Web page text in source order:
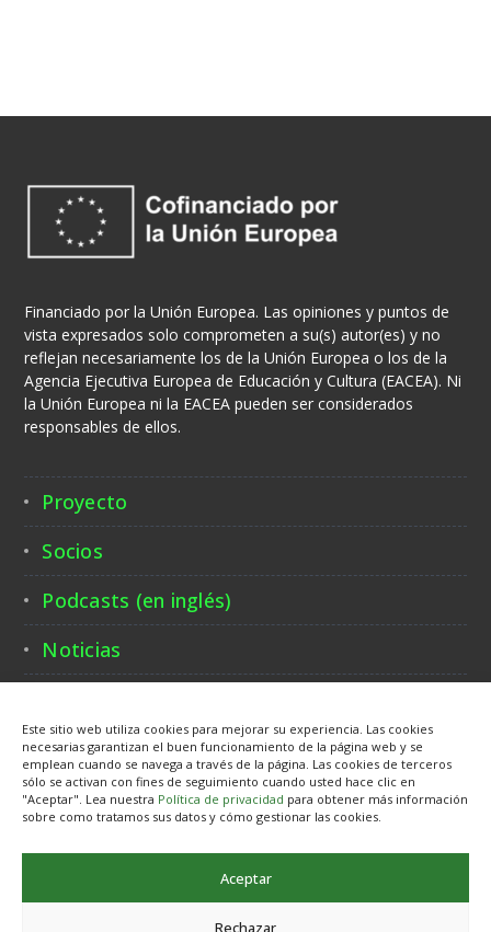
Este sitio web utiliza cookies para mejorar su experiencia. Las cookies
necesarias garantizan el buen funcionamiento de la página web y se
emplean cuando se navega a través de la página. Las cookies de terceros
sólo se activan con fines de seguimiento cuando usted hace clic en
"Aceptar". Lea nuestra Política de privacidad para obtener más información
sobre como tratamos sus datos y cómo gestionar las cookies.
Aceptar
Rechazar
Financiado por la Unión Europea. Las opiniones y puntos de
vista expresados solo comprometen a su(s) autor(es) y no
reflejan necesariamente los de la Unión Europea o los de la
Agencia Ejecutiva Europea de Educación y Cultura (EACEA). Ni
la Unión Europea ni la EACEA pueden ser considerados
responsables de ellos.
Proyecto
Socios
Podcasts (en inglés)
Noticias